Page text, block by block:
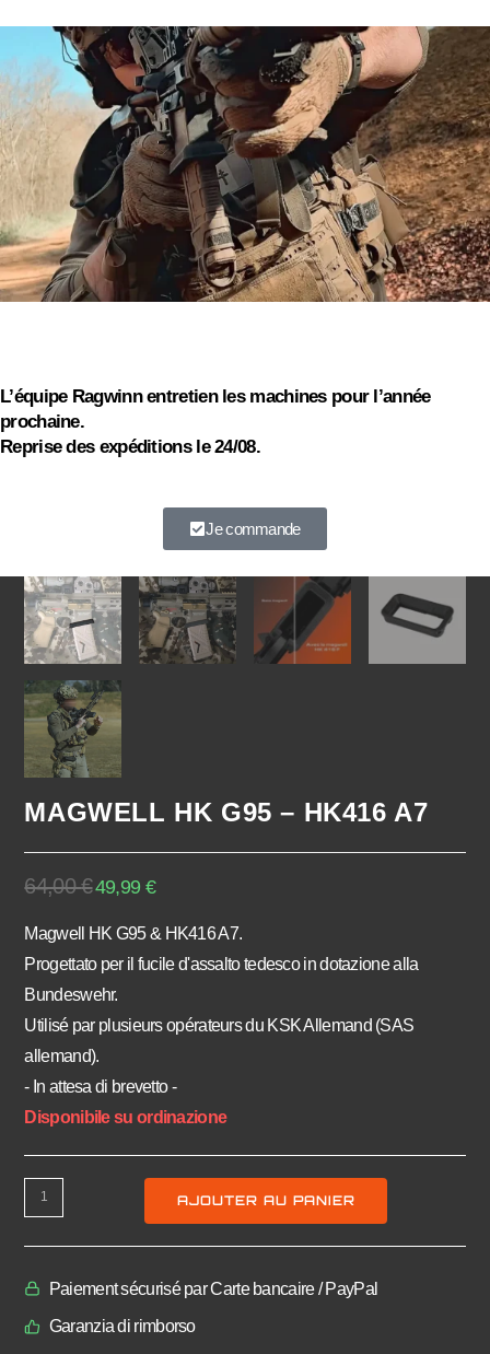
OFFERTA
SPECIALE!
MAGWELL HK G95 – HK416 A7
64,00€49,99 €
Magwell HK G95 & HK416 A7.
Progettato per il fucile d'assalto tedesco in dotazione alla
Bundeswehr.
Utilisé par plusieurs opérateurs du KSK Allemand (SAS
allemand).
- In attesa di brevetto -
Disponibile su ordinazione
AJOUTER AU PANIER
Paiement sécurisé par Carte bancaire / PayPal
Garanzia di rimborso
L’équipe Ragwinn entretien les machines pour l’année
prochaine.
Reprise des expéditions le 24/08.
Je commande